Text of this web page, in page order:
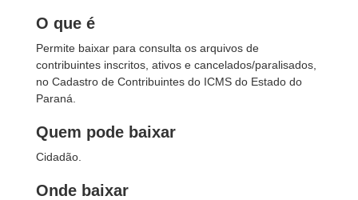
O que é
Permite baixar para consulta os arquivos de
contribuintes inscritos, ativos e cancelados/paralisados,
no Cadastro de Contribuintes do ICMS do Estado do
Paraná.
Quem pode baixar
Cidadão.
Onde baixar